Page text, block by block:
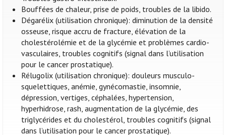
Bouffées de chaleur, prise de poids, troubles de la libido.
Dégarélix (utilisation chronique): diminution de la densité
osseuse, risque accru de fracture, élévation de la
cholestérolémie et de la glycémie et problèmes cardio-
vasculaires, troubles cognitifs (signal dans l’utilisation
pour le cancer prostatique).
Rélugolix (utilisation chronique): douleurs musculo-
squelettiques, anémie, gynécomastie, insomnie,
dépression, vertiges, céphalées, hypertension,
hyperhidrose, rash, augmentation de la glycémie, des
triglycérides et du cholestérol, troubles cognitifs (signal
dans l’utilisation pour le cancer prostatique).